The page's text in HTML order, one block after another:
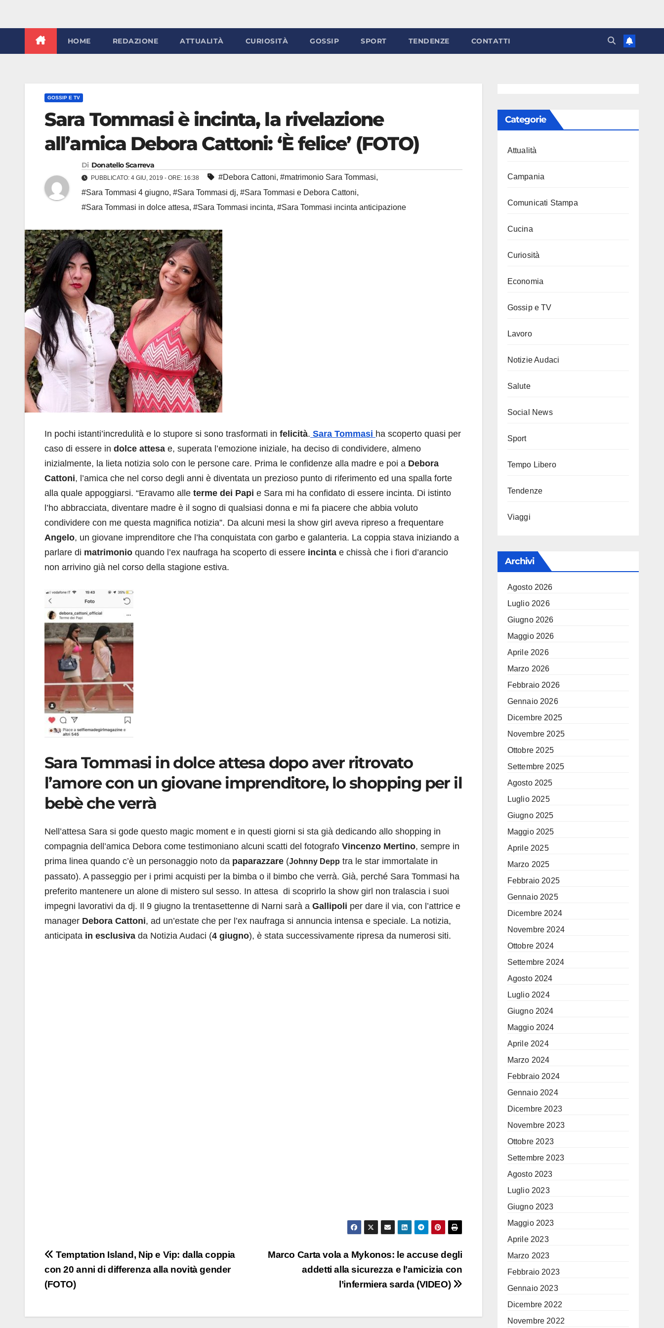
HOME REDAZIONE ATTUALITÀ CURIOSITÀ GOSSIP SPORT TENDENZE CONTATTI
GOSSIP E TV
Sara Tommasi è incinta, la rivelazione
all’amica Debora Cattoni: ‘È felice’ (FOTO)
Di Donatello Scarreva
PUBBLICATO: 4 GIU, 2019 - ORE: 16:38 #Debora Cattoni, #matrimonio Sara Tommasi,
#Sara Tommasi 4 giugno, #Sara Tommasi dj, #Sara Tommasi e Debora Cattoni,
#Sara Tommasi in dolce attesa, #Sara Tommasi incinta, #Sara Tommasi incinta anticipazione
In pochi istanti’incredulità e lo stupore si sono trasformati in felicità. Sara Tommasi ha scoperto quasi per
caso di essere in dolce attesa e, superata l’emozione iniziale, ha deciso di condividere, almeno
inizialmente, la lieta notizia solo con le persone care. Prima le confidenze alla madre e poi a Debora
Cattoni, l’amica che nel corso degli anni è diventata un prezioso punto di riferimento ed una spalla forte
alla quale appoggiarsi. “Eravamo alle terme dei Papi e Sara mi ha confidato di essere incinta. Di istinto
l’ho abbracciata, diventare madre è il sogno di qualsiasi donna e mi fa piacere che abbia voluto
condividere con me questa magnifica notizia”. Da alcuni mesi la show girl aveva ripreso a frequentare
Angelo, un giovane imprenditore che l’ha conquistata con garbo e galanteria. La coppia stava iniziando a
parlare di matrimonio quando l’ex naufraga ha scoperto di essere incinta e chissà che i fiori d’arancio
non arrivino già nel corso della stagione estiva.
Sara Tommasi in dolce attesa dopo aver ritrovato
l’amore con un giovane imprenditore, lo shopping per il
bebè che verrà
Nell’attesa Sara si gode questo magic moment e in questi giorni si sta già dedicando allo shopping in
compagnia dell’amica Debora come testimoniano alcuni scatti del fotografo Vincenzo Mertino, sempre in
prima linea quando c’è un personaggio noto da paparazzare (Johnny Depp tra le star immortalate in
passato). A passeggio per i primi acquisti per la bimba o il bimbo che verrà. Già, perché Sara Tommasi ha
preferito mantenere un alone di mistero sul sesso. In attesa di scoprirlo la show girl non tralascia i suoi
impegni lavorativi da dj. Il 9 giugno la trentasettenne di Narni sarà a Gallipoli per dare il via, con l’attrice e
manager Debora Cattoni, ad un’estate che per l’ex naufraga si annuncia intensa e speciale. La notizia,
anticipata in esclusiva da Notizia Audaci (4 giugno), è stata successivamente ripresa da numerosi siti.
Navigazione
articoli
Marco Carta vola a Mykonos: le accuse degli
addetti alla sicurezza e l’amicizia con
l’infermiera sarda (VIDEO)
Temptation Island, Nip e Vip: dalla coppia
con 20 anni di differenza alla novità gender
(FOTO)
Categorie
Attualità
Campania
Comunicati Stampa
Cucina
Curiosità
Economia
Gossip e TV
Lavoro
Notizie Audaci
Salute
Social News
Sport
Tempo Libero
Tendenze
Viaggi
Archivi
Agosto 2026
Luglio 2026
Giugno 2026
Maggio 2026
Aprile 2026
Marzo 2026
Febbraio 2026
Gennaio 2026
Dicembre 2025
Novembre 2025
Ottobre 2025
Settembre 2025
Agosto 2025
Luglio 2025
Giugno 2025
Maggio 2025
Aprile 2025
Marzo 2025
Febbraio 2025
Gennaio 2025
Dicembre 2024
Novembre 2024
Ottobre 2024
Settembre 2024
Agosto 2024
Luglio 2024
Giugno 2024
Maggio 2024
Aprile 2024
Marzo 2024
Febbraio 2024
Gennaio 2024
Dicembre 2023
Novembre 2023
Ottobre 2023
Settembre 2023
Agosto 2023
Luglio 2023
Giugno 2023
Maggio 2023
Aprile 2023
Marzo 2023
Febbraio 2023
Gennaio 2023
Dicembre 2022
Novembre 2022